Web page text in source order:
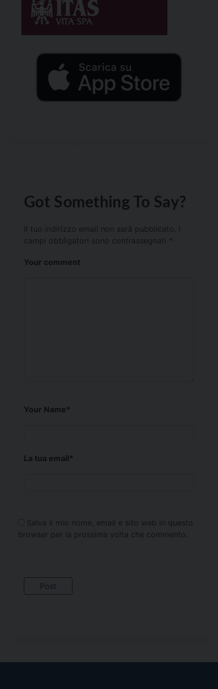
Got Something To Say?
Il tuo indirizzo email non sarà pubblicato.
campi obbligatori sono contrassegnati *
Your comment
Your Name*
La tua email*
Salva il mio nome, email e sito web in questo
browser per la prossima volta che commento.